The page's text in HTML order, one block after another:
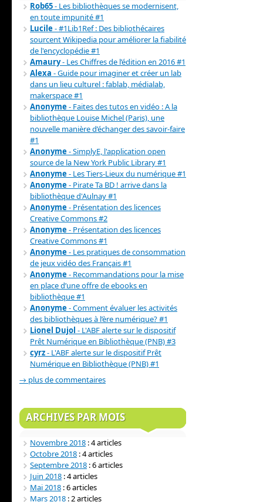
Rob65- Les bibliothèques se modernisent,
en toute impunité #1
Lucile- #1Lib1Ref : Des bibliothécaires
sourcent Wikipedia pour améliorer la fiabilité
de l'encyclopédie #1
Amaury- Les Chiffres de l’édition en 2016 #1
Alexa - Guide pour imaginer et créer un lab
dans un lieu culturel : fablab, médialab,
makerspace #1
Anonyme- Faites des tutos en vidéo : A la
bibliothèque Louise Michel (Paris), une
nouvelle manière d’échanger des savoir-faire
#1
Anonyme- SimplyE, l'application open
source de la New York Public Library #1
Anonyme- Les Tiers-Lieux du numérique #1
Anonyme- Pirate Ta BD ! arrive dans la
bibliothèque d'Aulnay #1
Anonyme- Présentation des licences
Creative Commons #2
Anonyme- Présentation des licences
Creative Commons #1
Anonyme- Les pratiques de consommation
de jeux vidéo des Français #1
Anonyme- Recommandations pour la mise
en place d’une offre de ebooks en
bibliothèque #1
Anonyme- Comment évaluer les activités
des bibliothèques à l’ère numérique? #1
Lionel Dujol - L'ABF alerte sur le dispositif
Prêt Numérique en Bibliothèque (PNB) #3
cyrz- L'ABF alerte sur le dispositif Prêt
Numérique en Bibliothèque (PNB) #1
→ plus de commentaires
ARCHIVES PAR MOIS
Novembre 2018 : 4 articles
Octobre 2018 : 4 articles
Septembre 2018 : 6 articles
Juin 2018 : 4 articles
Mai 2018 : 6 articles
Mars 2018 : 2 articles